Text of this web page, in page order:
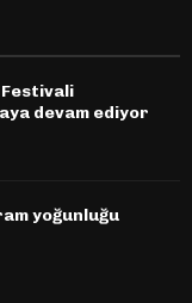
devam ediyor
yoğunluğu